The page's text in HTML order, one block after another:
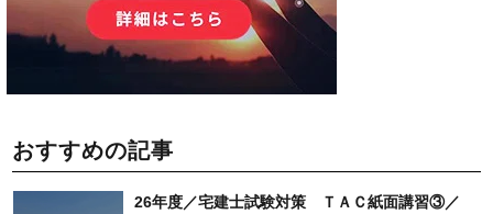
おすすめの記事
26年度／宅建士試験対策 ＴＡＣ紙面講習③／